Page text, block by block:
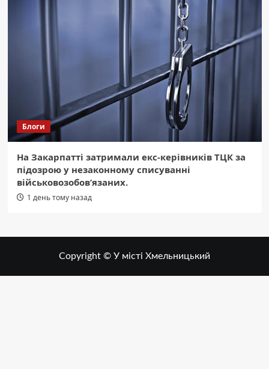
Блоги
На Закарпатті затримали екс-керівників ТЦК за
підозрою у незаконному списуванні
військовозобов’язаних.
1 день тому назад
Copyright © У місті Хмельницький